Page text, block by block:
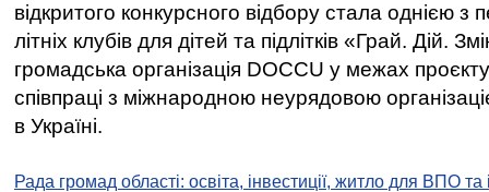
відкритого конкурсного відбору стала однією
літніх клубів для дітей та підлітків «Грай. Дій.
громадська організація DOCCU у межах
співпраці з міжнародною неурядовою
в Україні.
Рада громад області: освіта, інвестиції, житло для ВПО